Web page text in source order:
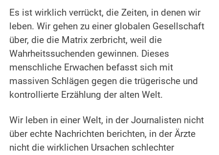
Es ist wirklich verrückt, die Zeiten, in denen wir
leben. Wir gehen zu einer globalen Gesellschaft
über, die die Matrix zerbricht, weil die
Wahrheitssuchenden gewinnen. Dieses
menschliche Erwachen befasst sich mit
massiven Schlägen gegen die trügerische und
kontrollierte Erzählung der alten Welt.
Wir leben in einer Welt, in der Journalisten nicht
über echte Nachrichten berichten, in der Ärzte
nicht die wirklichen Ursachen schlechter